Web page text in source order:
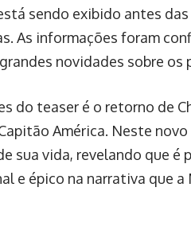
sendo exibido antes
As informações foram
novidades sobre os
do teaser é o retorno de
América. Neste
sua vida, revelando que é
e épico na narrativa que